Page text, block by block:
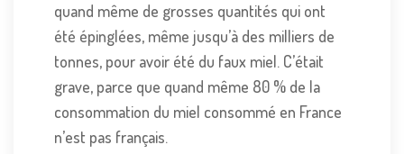
quand même de grosses quantités qui ont
été épinglées, même jusqu’à des milliers de
tonnes, pour avoir été du faux miel. C’était
grave, parce que quand même 80 % de la
consommation du miel consommé en France
n’est pas français.